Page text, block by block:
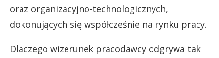
oraz organizacyjno-technologicznych,
dokonujących się współcześnie na rynku pracy.
Dlaczego wizerunek pracodawcy odgrywa tak